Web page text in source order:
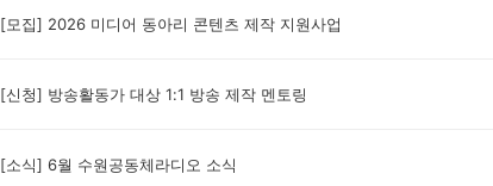
[모집] 2026 미디어 동아리 콘텐츠 제작 지원사업
[신청] 방송활동가 대상 1:1 방송 제작 멘토링
[소식] 6월 수원공동체라디오 소식